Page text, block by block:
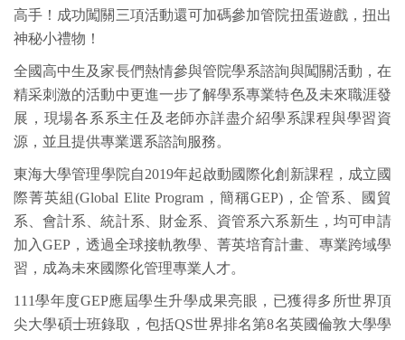
高手！成功闖關三項活動還可加碼參加管院扭蛋遊戲，扭出
神秘小禮物！
全國高中生及家長們熱情參與管院學系諮詢與闖關活動，在
精采刺激的活動中更進一步了解學系專業特色及未來職涯發
展，現場各系系主任及老師亦詳盡介紹學系課程與學習資
源，並且提供專業選系諮詢服務。
東海大學管理學院自2019年起啟動國際化創新課程，成立國
際菁英組(Global Elite Program，簡稱GEP)，企管系、國貿
系、會計系、統計系、財金系、資管系六系新生，均可申請
加入GEP，透過全球接軌教學、菁英培育計畫、專業跨域學
習，成為未來國際化管理專業人才。
111學年度GEP應屆學生升學成果亮眼，已獲得多所世界頂
尖大學碩士班錄取，包括QS世界排名第8名英國倫敦大學學